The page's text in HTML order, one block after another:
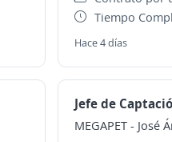
Tiempo
Hace 4 días
Jefe de
MEGAPET - José